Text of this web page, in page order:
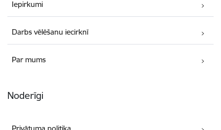
Iepirkumi
Darbs vēlēšanu iecirknī
Par mums
Noderīgi